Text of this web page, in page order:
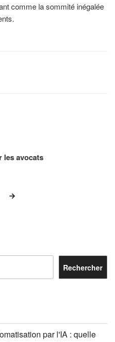
comme la sommité inégalée
les avocats
Rechercher
par l'IA : quelle